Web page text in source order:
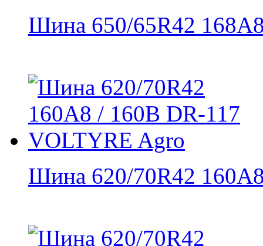
Шина 650/65R42
Шина 620/70R42